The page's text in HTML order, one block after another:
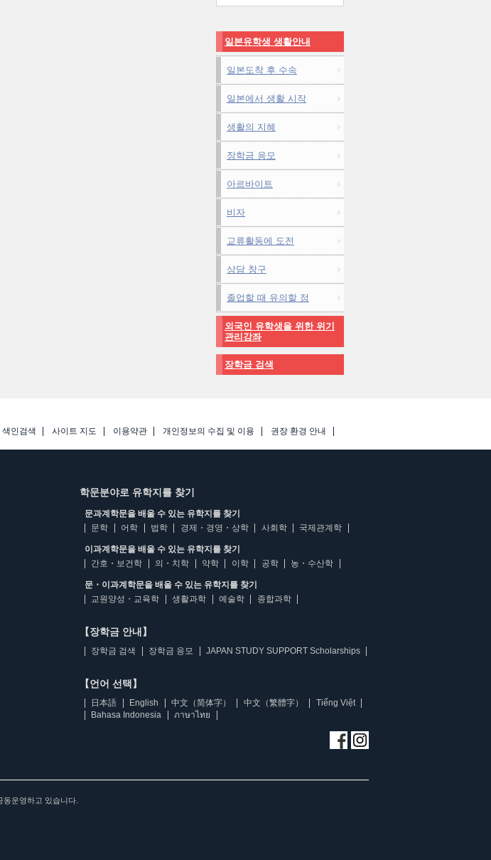
일본유학생 생활안내
일본도착 후 수속
일본에서 생활 시작
생활의 지혜
장학금 응모
아르바이트
비자
교류활동에 도전
상담 창구
졸업할 때 유의할 점
외국인 유학생을 위한 위기
관리강좌
장학금 검색
색인검색 사이트 지도 이용약관 개인정보의 수집 및 이용 권장 환경 안내
학문분야로 유학지를 찾기
문과계학문을 배울 수 있는 유학지를 찾기
문학
어학 법학 경제・경영・상학 사회학 국제관계학
이과계학문을 배울 수 있는 유학지를 찾기
간호・보건학
의・치학 약학 이학 공학 농・수산학
문・이과계학문을 배울 수 있는 유학지를 찾기
교원양성・교육학
생활과학 예술학 종합과학
【장학금 안내】
장학금 검색 장학금 응모 JAPAN STUDY SUPPORT Scholarships
【언어 선택】
日本語 English 中文（简体字） 中文（繁體字）
Tiếng Việt
Bahasa Indonesia
ภาษาไทย
운영하고 있습니다.